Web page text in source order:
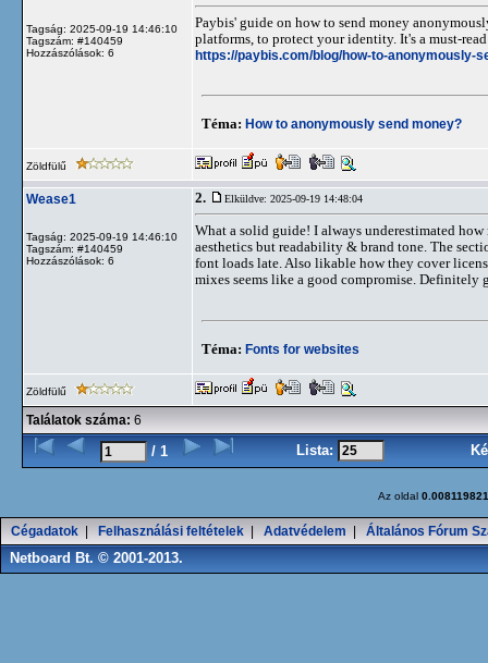
Tagság: 2025-09-19 14:46:10
Tagszám: #140459
Hozzászólások: 6
Paybis' guide on how to send money
platforms, to protect your identity. It's a must-
https://paybis.com/blog/how-to-anonymously-
Téma: How to anonymously send money?
Zöldfülű
Wease1
Tagság: 2025-09-19 14:46:10
Tagszám: #140459
Hozzászólások: 6
2. Elküldve: 2025-09-19 14:48:04
What a solid guide! I always underestimated
aesthetics but readability & brand tone. The
font loads late. Also likable how they cover
mixes seems like a good compromise. Definitely
Téma: Fonts for websites
Zöldfülű
Találatok száma: 6
/ 1 Lista:
Az oldal
Cégadatok Felhasználási feltételek Adatvédelem Általános Fórum
Netboard Bt. © 2001-2013.